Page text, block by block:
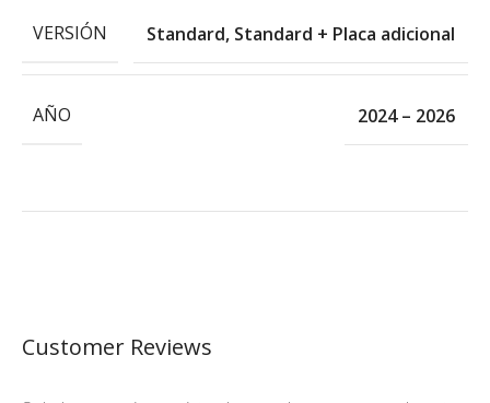
VERSIÓN Standard, Standard + Placa adicional
AÑO 2024 – 2026
Customer Reviews